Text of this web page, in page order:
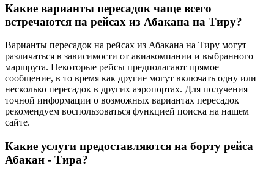
Какие варианты пересадок чаще всего
встречаются на рейсах из Абакана на Тиру?
Варианты пересадок на рейсах из Абакана на Тиру могут
различаться в зависимости от авиакомпании и выбранного
маршрута. Некоторые рейсы предполагают прямое
сообщение, в то время как другие могут включать одну или
несколько пересадок в других аэропортах. Для получения
точной информации о возможных вариантах пересадок
рекомендуем воспользоваться функцией поиска на нашем
сайте.
Какие услуги предоставляются на борту рейса
Абакан - Тира?